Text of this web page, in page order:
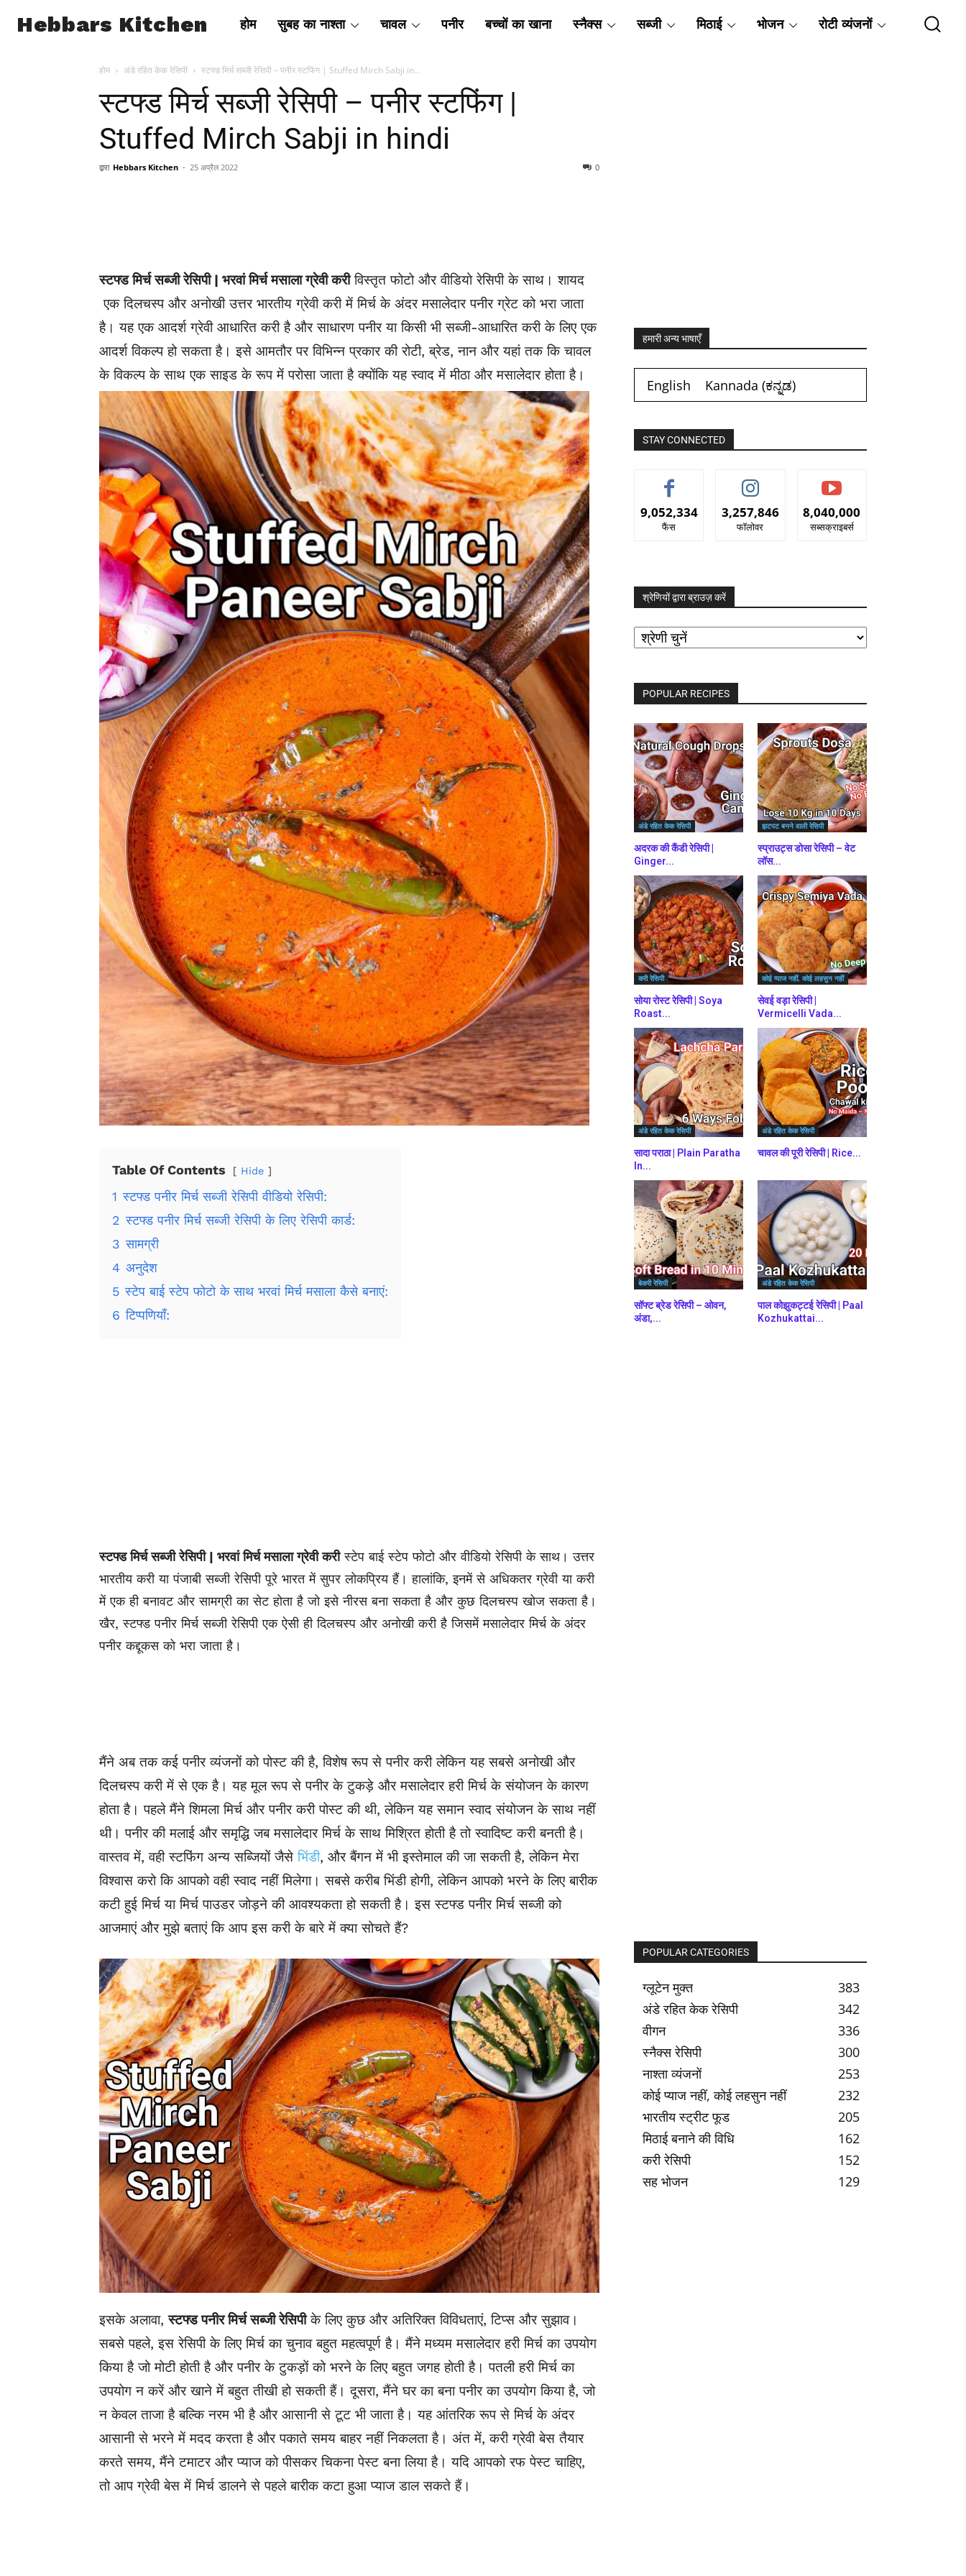
Hebbars Kitchen होम सुबह का नाश्ता चावल पनीर बच्चों का खाना स्नैक्स सब्जी मिठाई भोजन रोटी व्यंजनों
होम अंडे रहित केक रेसिपी स्टफ्ड मिर्च सब्जी रेसिपी – पनीर स्टफिंग | Stuffed Mirch Sabji in...
स्टफ्ड मिर्च सब्जी रेसिपी – पनीर स्टफिंग |
Stuffed Mirch Sabji in hindi
द्वारा Hebbars Kitchen - 25 अप्रैल 2022 0
स्टफ्ड मिर्च सब्जी रेसिपी | भरवां मिर्च मसाला ग्रेवी करीविस्तृत फोटो और वीडियो रेसिपी के साथ। शायद
एक दिलचस्प और अनोखी उत्तर भारतीय ग्रेवी करी में मिर्च के अंदर मसालेदार पनीर ग्रेट को भरा जाता
है। यह एक आदर्श ग्रेवी आधारित करी है और साधारण पनीर या किसी भी सब्जी-आधारित करी के लिए एक
आदर्श विकल्प हो सकता है। इसे आमतौर पर विभिन्न प्रकार की रोटी, ब्रेड, नान और यहां तक ​​कि चावल
के विकल्प के साथ एक साइड के रूप में परोसा जाता है क्योंकि यह स्वाद में मीठा और मसालेदार होता है।
Table Of Contents Hide
1 स्टफ्ड पनीर मिर्च सब्जी रेसिपी वीडियो रेसिपी:
2 स्टफ्ड पनीर मिर्च सब्जी रेसिपी के लिए रेसिपी कार्ड:
3 सामग्री
4 अनुदेश
5 स्टेप बाई स्टेप फोटो के साथ भरवां मिर्च मसाला कैसे बनाएं:
6 टिप्पणियाँ:
स्टफ्ड मिर्च सब्जी रेसिपी | भरवां मिर्च मसाला ग्रेवी करीस्टेप बाई स्टेप फोटो और वीडियो रेसिपी के साथ। उत्तर
भारतीय करी या पंजाबी सब्जी रेसिपी पूरे भारत में सुपर लोकप्रिय हैं। हालांकि, इनमें से अधिकतर ग्रेवी या करी
में एक ही बनावट और सामग्री का सेट होता है जो इसे नीरस बना सकता है और कुछ दिलचस्प खोज सकता है।
खैर, स्टफ्ड पनीर मिर्च सब्जी रेसिपी एक ऐसी ही दिलचस्प और अनोखी करी है जिसमें मसालेदार मिर्च के अंदर
पनीर कद्दूकस को भरा जाता है।
मैंने अब तक कई पनीर व्यंजनों को पोस्ट की है, विशेष रूप से पनीर करी लेकिन यह सबसे अनोखी और
दिलचस्प करी में से एक है। यह मूल रूप से पनीर के टुकड़े और मसालेदार हरी मिर्च के संयोजन के कारण
होता है। पहले मैंने शिमला मिर्च और पनीर करी पोस्ट की थी, लेकिन यह समान स्वाद संयोजन के साथ नहीं
थी। पनीर की मलाई और समृद्धि जब मसालेदार मिर्च के साथ मिश्रित होती है तो स्वादिष्ट करी बनती है।
वास्तव में, वही स्टफिंग अन्य सब्जियों जैसेभिंडी, और बैंगन में भी इस्तेमाल की जा सकती है, लेकिन मेरा
विश्वास करो कि आपको वही स्वाद नहीं मिलेगा। सबसे करीब भिंडी होगी, लेकिन आपको भरने के लिए बारीक
कटी हुई मिर्च या मिर्च पाउडर जोड़ने की आवश्यकता हो सकती है। इस स्टफ्ड पनीर मिर्च सब्जी को
आजमाएं और मुझे बताएं कि आप इस करी के बारे में क्या सोचते हैं?
इसके अलावा,स्टफ्ड पनीर मिर्च सब्जी रेसिपीके लिए कुछ और अतिरिक्त विविधताएं, टिप्स और सुझाव।
सबसे पहले, इस रेसिपी के लिए मिर्च का चुनाव बहुत महत्वपूर्ण है। मैंने मध्यम मसालेदार हरी मिर्च का उपयोग
किया है जो मोटी होती है और पनीर के टुकड़ों को भरने के लिए बहुत जगह होती है। पतली हरी मिर्च का
उपयोग न करें और खाने में बहुत तीखी हो सकती हैं। दूसरा, मैंने घर का बना पनीर का उपयोग किया है, जो
न केवल ताजा है बल्कि नरम भी है और आसानी से टूट भी जाता है। यह आंतरिक रूप से मिर्च के अंदर
आसानी से भरने में मदद करता है और पकाते समय बाहर नहीं निकलता है। अंत में, करी ग्रेवी बेस तैयार
करते समय, मैंने टमाटर और प्याज को पीसकर चिकना पेस्ट बना लिया है। यदि आपको रफ पेस्ट चाहिए,
तो आप ग्रेवी बेस में मिर्च डालने से पहले बारीक कटा हुआ प्याज डाल सकते हैं।
हमारी अन्य भाषाएँ
English Kannada (ಕನ್ನಡ)
STAY CONNECTED
9,052,334
फैंस
3,257,846
फॉलोवर
8,040,000
सब्सक्राइबर्स
श्रेणियों द्वारा ब्राउज़ करें
श्रेणियों
द्वारा
ब्राउज़
POPULAR RECIPES
अंडे रहित केक रेसिपी
अदरक की कैंडी रेसिपी |
Ginger...
झटपट बनने वाली रेसिपी
स्प्राउट्स डोसा रेसिपी – वेट
लॉस...
करी रेसिपी
सोया रोस्ट रेसिपी | Soya
Roast...
कोई प्याज नहीं, कोई लहसुन नहीं
सेवई वड़ा रेसिपी |
Vermicelli Vada...
अंडे रहित केक रेसिपी
सादा पराठा | Plain Paratha
In...
अंडे रहित केक रेसिपी
चावल की पूरी रेसिपी | Rice...
बेकरी रेसिपी
सॉफ्ट ब्रेड रेसिपी – ओवन,
अंडा,...
अंडे रहित केक रेसिपी
पाल कोझुकट्टई रेसिपी | Paal
Kozhukattai...
POPULAR CATEGORIES
ग्लूटेन मुक्त
383
अंडे रहित केक रेसिपी
342
वीगन
336
स्नैक्स रेसिपी
300
नाश्ता व्यंजनों
253
कोई प्याज नहीं, कोई लहसुन नहीं
232
भारतीय स्ट्रीट फूड
205
मिठाई बनाने की विधि
162
करी रेसिपी
152
सह भोजन
129